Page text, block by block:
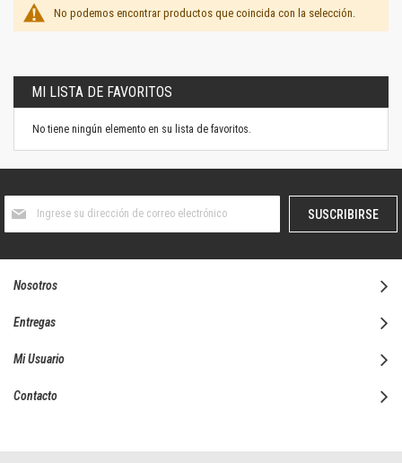
No podemos encontrar productos que coincida con la selección.
MI LISTA DE FAVORITOS
No tiene ningún elemento en su lista de favoritos.
boletín
SUSCRIBIRSE
Nosotros
Entregas
Mi Usuario
Contacto